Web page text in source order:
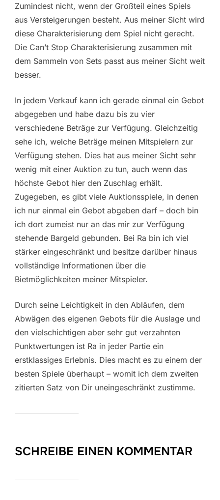
Zumindest nicht, wenn der Großteil eines Spiels
aus Versteigerungen besteht. Aus meiner Sicht wird
diese Charakterisierung dem Spiel nicht gerecht.
Die Can’t Stop Charakterisierung zusammen mit
dem Sammeln von Sets passt aus meiner Sicht weit
besser.
In jedem Verkauf kann ich gerade einmal ein Gebot
abgegeben und habe dazu bis zu vier
verschiedene Beträge zur Verfügung. Gleichzeitig
sehe ich, welche Beträge meinen Mitspielern zur
Verfügung stehen. Dies hat aus meiner Sicht sehr
wenig mit einer Auktion zu tun, auch wenn das
höchste Gebot hier den Zuschlag erhält.
Zugegeben, es gibt viele Auktionsspiele, in denen
ich nur einmal ein Gebot abgeben darf – doch bin
ich dort zumeist nur an das mir zur Verfügung
stehende Bargeld gebunden. Bei Ra bin ich viel
stärker eingeschränkt und besitze darüber hinaus
vollständige Informationen über die
Bietmöglichkeiten meiner Mitspieler.
Durch seine Leichtigkeit in den Abläufen, dem
Abwägen des eigenen Gebots für die Auslage und
den vielschichtigen aber sehr gut verzahnten
Punktwertungen ist Ra in jeder Partie ein
erstklassiges Erlebnis. Dies macht es zu einem der
besten Spiele überhaupt – womit ich dem zweiten
zitierten Satz von Dir uneingeschränkt zustimme.
SCHREIBE EINEN KOMMENTAR